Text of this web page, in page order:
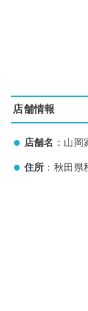
店舗情報
店舗名 ：山
住所 ：秋田